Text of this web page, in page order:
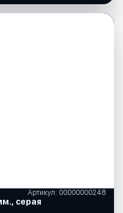
Артикул: 00000000248